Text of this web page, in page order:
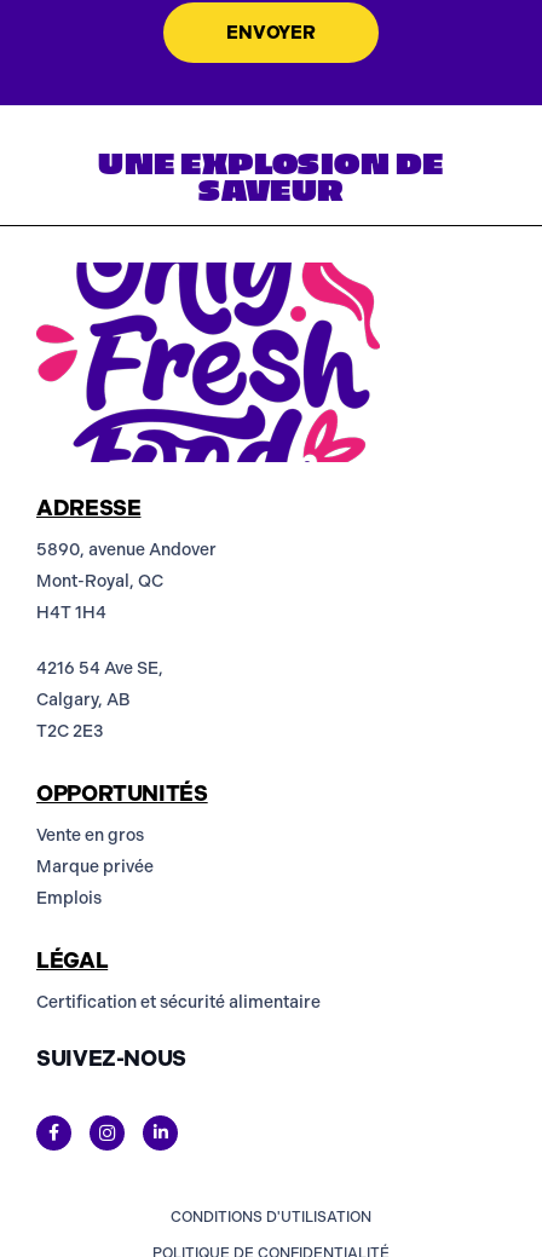
UNE EXPLOSION DE
SAVEUR
ADRESSE
5890, avenue Andover
Mont-Royal, QC
H4T 1H4
4216 54 Ave SE,
Calgary, AB
T2C 2E3
OPPORTUNITÉS
Vente en gros
Marque privée
Emplois
LÉGAL
Certification et sécurité alimentaire
SUIVEZ-NOUS
CONDITIONS D'UTILISATION
POLITIQUE DE CONFIDENTIALITÉ